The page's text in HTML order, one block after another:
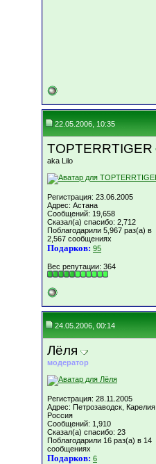
22.05.2006, 10:35
TOPTERRTIGER
aka Lilo
Регистрация: 23.06.2005
Адрес: Астана
Сообщений: 19,658
Сказал(а) спасибо: 2,712
Поблагодарили 5,967 раз(а) в
2,567 сообщениях
Подарков: 95
Вес репутации: 364
24.05.2006, 00:14
Лёля
модератор
Регистрация: 28.11.2005
Адрес: Петрозаводск, Карелия,
Россия
Сообщений: 1,910
Сказал(а) спасибо: 23
Поблагодарили 16 раз(а) в 14
сообщениях
Подарков: 6